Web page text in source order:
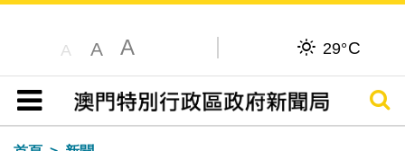
A A A 29°C
目錄
搜尋